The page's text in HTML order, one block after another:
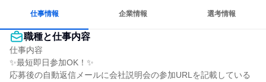
仕事情報 企業情報 選考情報
職種と仕事内容
仕事内容
✨最短即日参加OK！✨
応募後の自動返信メールに会社説明会の参加URLを記載している